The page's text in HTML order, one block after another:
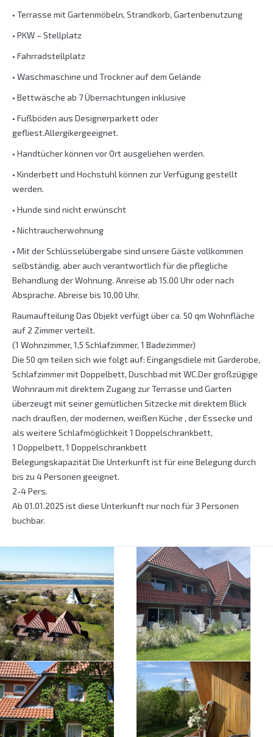
• Terrasse mit Gartenmöbeln, Strandkorb, Gartenbenutzung
• PKW – Stellplatz
• Fahrradstellplatz
• Waschmaschine und Trockner auf dem Gelände
• Bettwäsche ab 7 Übernachtungen inklusive
• Fußböden aus Designerparkett oder
gefliest.Allergikergeeignet.
• Handtücher können vor Ort ausgeliehen werden.
• Kinderbett und Hochstuhl können zur Verfügung gestellt
werden.
• Hunde sind nicht erwünscht
• Nichtraucherwohnung
• Mit der Schlüsselübergabe sind unsere Gäste vollkommen
selbständig, aber auch verantwortlich für die pflegliche
Behandlung der Wohnung. Anreise ab 15.00 Uhr oder nach
Absprache. Abreise bis 10,00 Uhr.
Raumaufteilung Das Objekt verfügt über ca. 50 qm Wohnfläche
auf 2 Zimmer verteilt.
(1 Wohnzimmer, 1,5 Schlafzimmer, 1 Badezimmer)
Die 50 qm teilen sich wie folgt auf: Eingangsdiele mit Garderobe,
Schlafzimmer mit Doppelbett, Duschbad mit WC.Der großzügige
Wohnraum mit direktem Zugang zur Terrasse und Garten
überzeugt mit seiner gemütlichen Sitzecke mit direktem Blick
nach draußen, der modernen, weißen Küche , der Essecke und
als weitere Schlafmöglichkeit 1 Doppelschrankbett,
1 Doppelbett, 1 Doppelschrankbett
Belegungskapazität Die Unterkunft ist für eine Belegung durch
bis zu 4 Personen geeignet.
2-4 Pers.
Ab 01.01.2025 ist diese Unterkunft nur noch für 3 Personen
buchbar.